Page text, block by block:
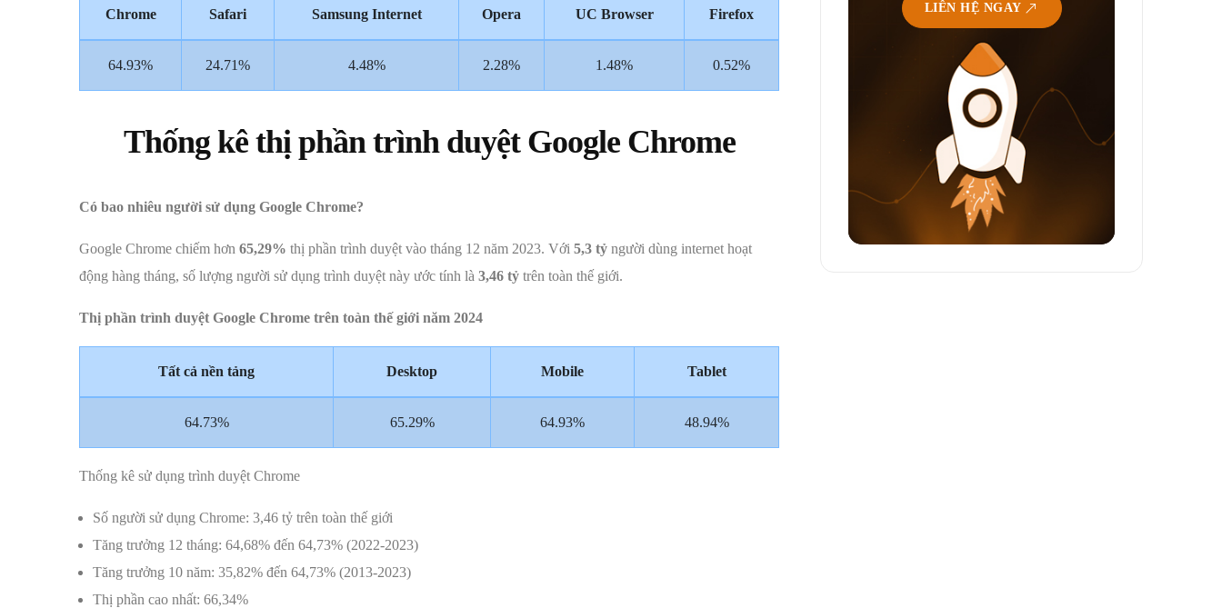
Chrome Safari Samsung Internet Opera UC Browser Firefox
64.93% 24.71% 4.48% 2.28% 1.48% 0.52%
Thống kê thị phần trình duyệt Google Chrome
Có bao nhiêu người sử dụng Google Chrome?
Google Chrome chiếm hơn 65,29% thị phần trình duyệt vào tháng 12 năm 2023. Với 5,3 tỷ người dùng internet hoạt
động hàng tháng, số lượng người sử dụng trình duyệt này ước tính là 3,46 tỷ trên toàn thế giới.
Thị phần trình duyệt Google Chrome trên toàn thế giới năm 2024
Tất cả nền tảng Desktop Mobile Tablet
64.73% 65.29% 64.93% 48.94%
Thống kê sử dụng trình duyệt Chrome
Số người sử dụng Chrome: 3,46 tỷ trên toàn thế giới
Tăng trưởng 12 tháng: 64,68% đến 64,73% (2022-2023)
Tăng trưởng 10 năm: 35,82% đến 64,73% (2013-2023)
Thị phần cao nhất: 66,34%
LIÊN HỆ NGAY